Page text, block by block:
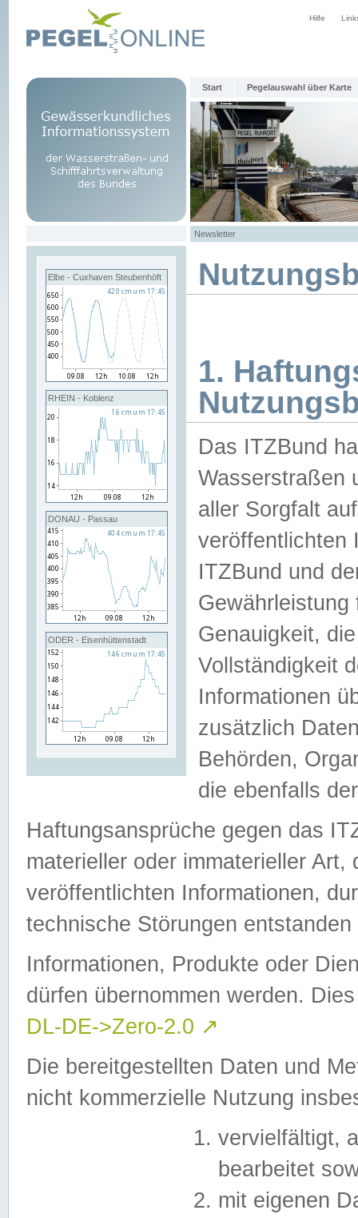
Hilfe
Start Pegelauswahl über Karte
Newsletter
Elbe - Cuxhaven Steubenhöft
RHEIN - Koblenz
DONAU - Passau
ODER - Eisenhüttenstadt
1.
Das ITZBund
Wasserstraßen
aller Sorgfalt
veröffentlichten
ITZBund und
Genauigkeit,
Vollständigkeit
Informationen
zusätzlich
Behörden,
die ebenfalls
Haftungsansprüche gegen das
materieller oder immaterieller
veröffentlichten Informationen,
technische Störungen
Informationen, Produkte oder
dürfen übernommen werden.
DL-DE->Zero-2.0 ↗
Die bereitgestellten Daten und
nicht kommerzielle Nutzung
vervielfältigt,
bearbeitet
mit eigenen